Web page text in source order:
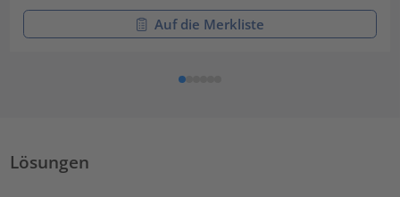
Auf die Merkliste
Lösungen